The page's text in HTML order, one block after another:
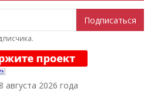
августа 2026 года